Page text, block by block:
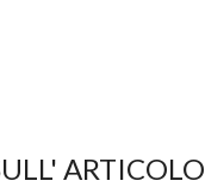
ARTICOLO